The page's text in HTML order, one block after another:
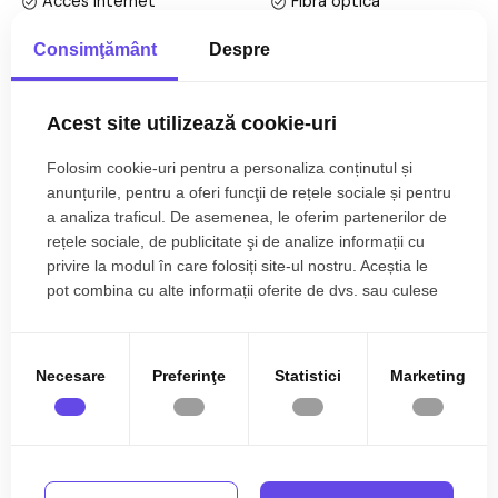
Apartamentul este structurat astfel:
• Living + Bucatarie;
• Dormitor;
Finisajele interioare sunt de lux:
• Usa intrare: metal;
• Usi interioare: celulare;
• Tamplarie ferestre: pvc, termopan;
Utilitati si dotari:
• Utilitati: curent electric, apa, canalizare, gaz, catv, telefon,
Centrala proprie
Exterior
Vopsea lavabila
Faianta
PVC
Verticale
Metal
Celulare
Mobilata
Utilata
Emilian Niculiciu
Director agentie Cluj-
0785.822.822
vanzare Buna Ziua
Consimţământ Despre
Acest site utilizează cookie-uri
Folosim cookie-uri pentru a personaliza conținutul și
anunțurile, pentru a oferi funcţii de rețele sociale și pentru
a analiza traficul. De asemenea, le oferim partenerilor de
rețele sociale, de publicitate şi de analize informații cu
privire la modul în care folosiți site-ul nostru. Aceștia le
pot combina cu alte informații oferite de dvs. sau culese
Necesare Preferinţe Statistici Marketing